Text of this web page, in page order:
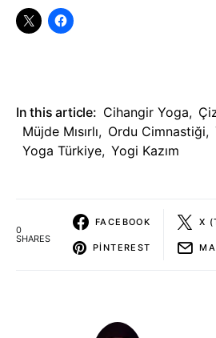
In this article: Cihangir Yoga,
Müjde Mısırlı, Ordu Cimnastiği,
Yoga Türkiye, Yogi Kazım
0
SHARES
FACEBOOK X
PINTEREST